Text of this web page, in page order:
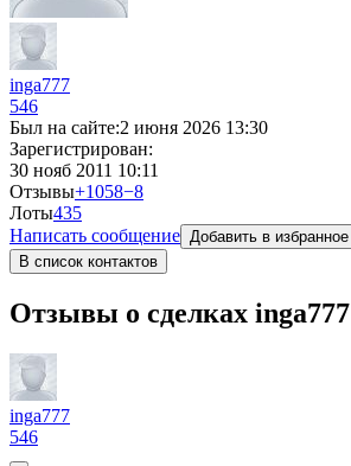
inga777
546
Был на сайте:2 июня 2026 13:30
Зарегистрирован:
30 нояб 2011 10:11
Отзывы+1058−8
Лоты435
Написать сообщение Добавить в избранное
В список контактов
Отзывы о сделках inga777
inga777
546